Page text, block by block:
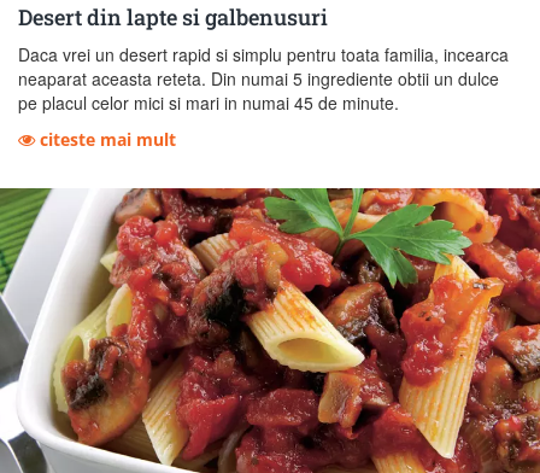
Desert din lapte si galbenusuri
Daca vrei un desert rapid si simplu pentru toata familia, incearca
neaparat aceasta reteta. Din numai 5 ingrediente obtii un dulce
pe placul celor mici si mari in numai 45 de minute.
citeste mai mult